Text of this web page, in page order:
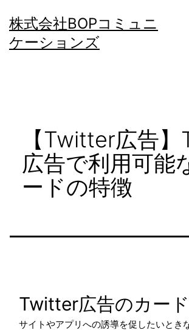
ン
テ
株式会社BOPコミュニ
ケーションズ
【Twitter広告
広告で利用可能
ードの特徴
Twitter広告のカー
サイトやアプリへの誘導を促したいとき